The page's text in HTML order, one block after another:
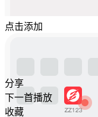
点击添加
分享
下一首播放
收藏